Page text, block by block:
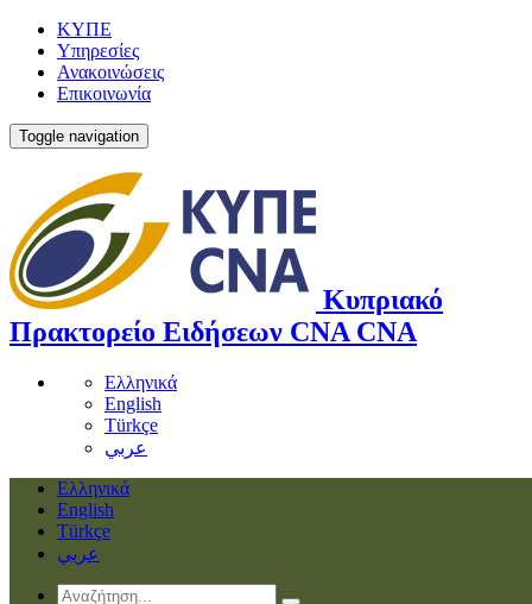
ΚΥΠΕ
Υπηρεσίες
Ανακοινώσεις
Επικοινωνία
Toggle navigation
Κυπριακό
Πρακτορείο Ειδήσεων CNA CNA
Ελληνικά
English
Türkçe
عربي
Ελληνικά
English
Türkçe
عربي